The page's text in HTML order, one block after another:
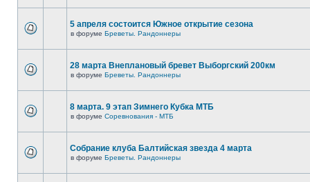
5 апреля состоится Южное открытие сезона
в форуме Бреветы. Рандоннеры
28 марта Внеплановый бревет Выборгский 200км
в форуме Бреветы. Рандоннеры
8 марта. 9 этап Зимнего Кубка МТБ
в форуме Соревнования - МТБ
Собрание клуба Балтийская звезда 4 марта
в форуме Бреветы. Рандоннеры